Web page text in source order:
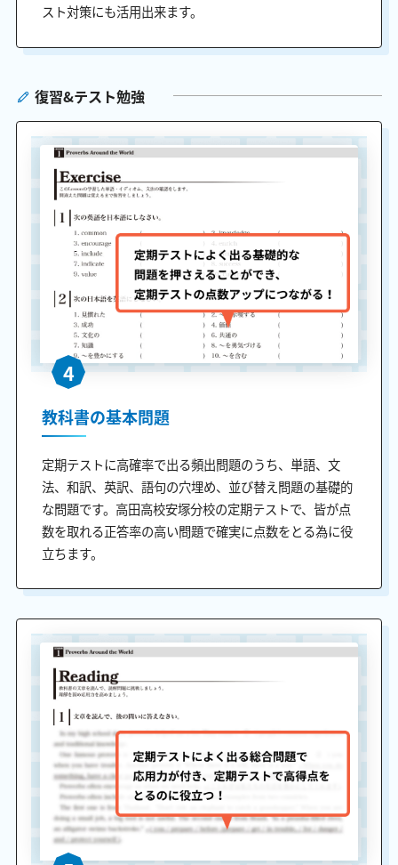
スト対策にも活用出来ます。
復習&テスト勉強
4
教科書の基本問題
定期テストに高確率で出る頻出問題のうち、単語、文
法、和訳、英訳、語句の穴埋め、並び替え問題の基礎的
な問題です。高田高校安塚分校の定期テストで、皆が点
数を取れる正答率の高い問題で確実に点数をとる為に役
立ちます。